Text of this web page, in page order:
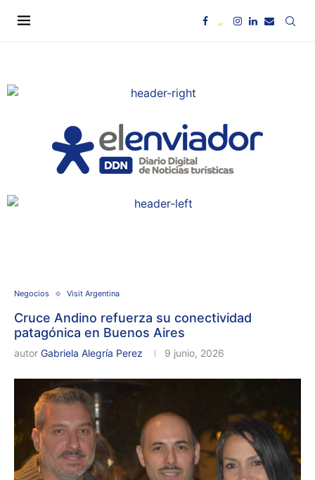
Negocios Visit Argentina
Cruce Andino refuerza su conectividad
patagónica en Buenos Aires
autor Gabriela Alegría Perez 9 junio, 2026